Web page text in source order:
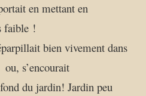
en mettant en
faible !
bien vivement dans
s’encourait
du jardin! Jardin peu